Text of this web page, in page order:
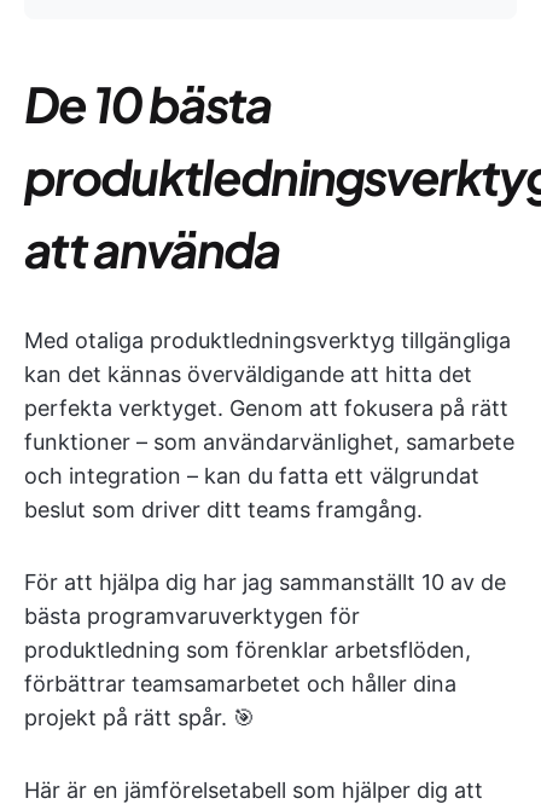
De 10 bästa
att använda
Med otaliga produktledningsverktyg tillgängliga
kan det kännas överväldigande att hitta det
perfekta verktyget. Genom att fokusera på rätt
funktioner – som användarvänlighet, samarbete
och integration – kan du fatta ett välgrundat
beslut som driver ditt teams framgång.
För att hjälpa dig har jag sammanställt 10 av de
bästa programvaruverktygen för
produktledning som förenklar arbetsflöden,
förbättrar teamsamarbetet och håller dina
projekt på rätt spår. 🎯
Här är en jämförelsetabell som hjälper dig att